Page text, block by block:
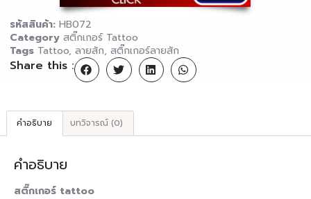
รหัสสินค้า: HB072
Category สติ๊กเกอร์ Tattoo
Tags Tattoo, ลายสัก, สติ๊กเกอร์ลายสัก
Share this :
คำอธิบาย บทวิจารณ์ (0)
คำอธิบาย
สติ๊กเกอร์ tattoo